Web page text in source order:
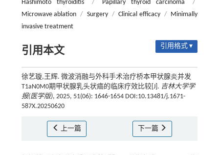
Hashimoto thyroiditis / Papillary thyroid carcinoma
/
Microwave ablation / Surgery / Clinical efficacy / Minimally
invasive treatment
引用本文 引用格式 ▾
徐艺璇,王辉. 微波消融与外科手术治疗桥本甲状腺炎并发
T1aN0M0期甲状腺乳头状癌的临床疗效比较[J]. 吉林大学学
报(医学版), 2025, 51(06): 1646-1654 DOI:10.13481/j.1671-
587X.20250620
上一篇 下一篇